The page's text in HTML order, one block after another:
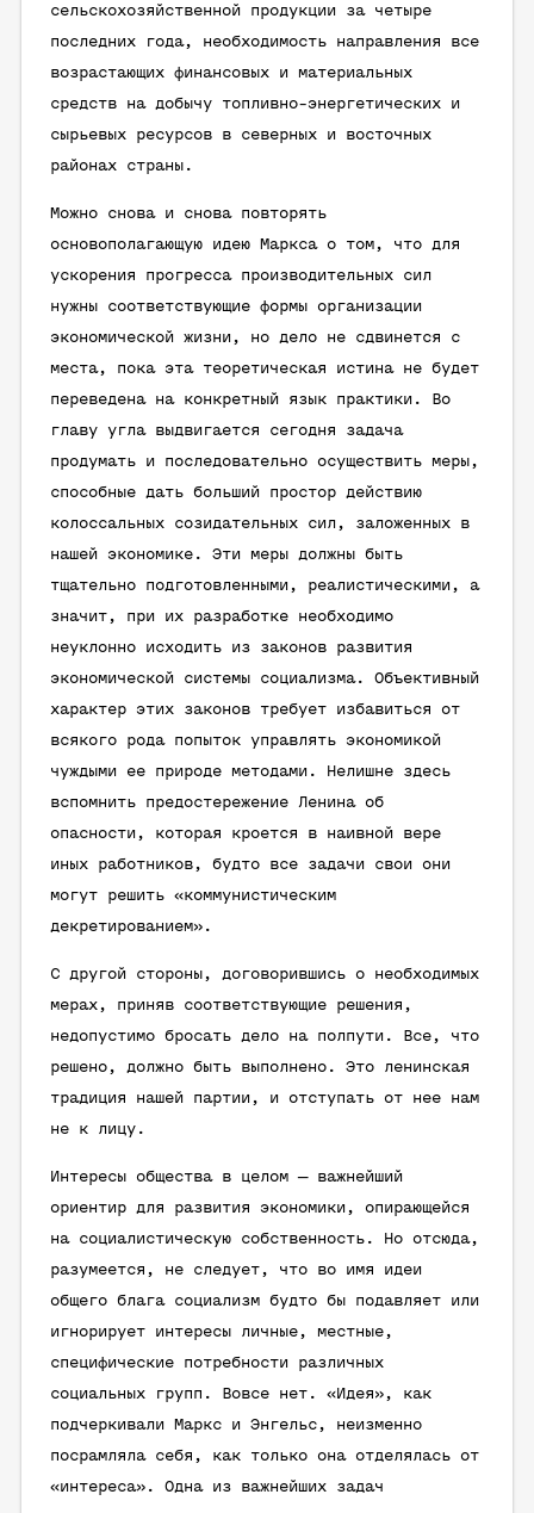
сельскохозяйственной продукции за четыре
последних года, необходимость направления все
возрастающих финансовых и материальных
средств на добычу топливно-энергетических и
сырьевых ресурсов в северных и восточных
районах страны.
Можно снова и снова повторять
основополагающую идею Маркса о том, что для
ускорения прогресса производительных сил
нужны соответствующие формы организации
экономической жизни, но дело не сдвинется с
места, пока эта теоретическая истина не будет
переведена на конкретный язык практики. Во
главу угла выдвигается сегодня задача
продумать и последовательно осуществить меры,
способные дать больший простор действию
колоссальных созидательных сил, заложенных в
нашей экономике. Эти меры должны быть
тщательно подготовленными, реалистическими, а
значит, при их разработке необходимо
неуклонно исходить из законов развития
экономической системы социализма. Объективный
характер этих законов требует избавиться от
всякого рода попыток управлять экономикой
чуждыми ее природе методами. Нелишне здесь
вспомнить предостережение Ленина об
опасности, которая кроется в наивной вере
иных работников, будто все задачи свои они
могут решить «коммунистическим
декретированием».
С другой стороны, договорившись о необходимых
мерах, приняв соответствующие решения,
недопустимо бросать дело на полпути. Все, что
решено, должно быть выполнено. Это ленинская
традиция нашей партии, и отступать от нее нам
не к лицу.
Интересы общества в целом — важнейший
ориентир для развития экономики, опирающейся
на социалистическую собственность. Но отсюда,
разумеется, не следует, что во имя идеи
общего блага социализм будто бы подавляет или
игнорирует интересы личные, местные,
специфические потребности различных
социальных групп. Вовсе нет. «Идея», как
подчеркивали Маркс и Энгельс, неизменно
посрамляла себя, как только она отделялась от
«интереса». Одна из важнейших задач